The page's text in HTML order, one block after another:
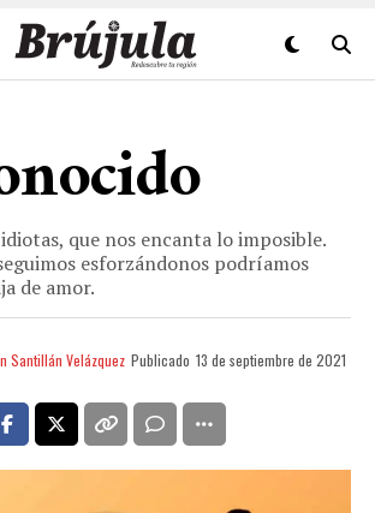
que nos encanta lo imposible.
esforzándonos podríamos
de amor.
Santillán Velázquez Publicado 13 de septiembre de 2021